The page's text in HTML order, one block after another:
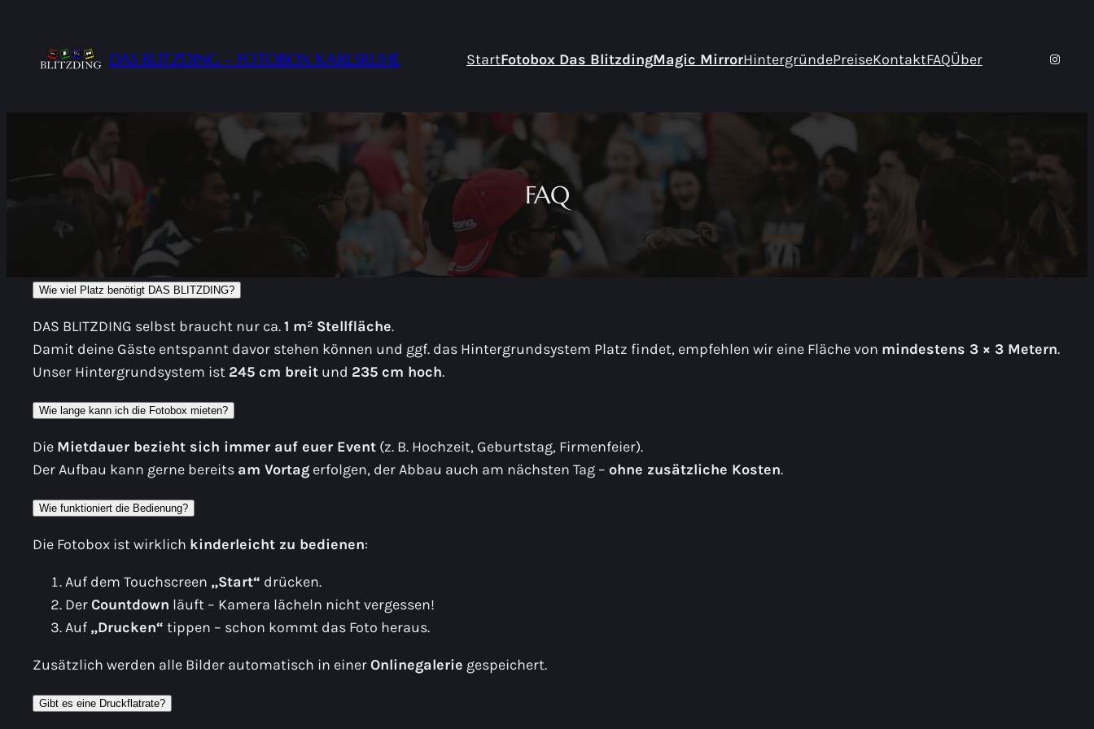
springen
DAS BLITZDING – FOTOBOX KARLSRUHE StartFotobox Das BlitzdingMagic MirrorHintergründePreiseKontaktFAQÜber
FAQ
Wie viel Platz benötigt DAS BLITZDING?
DAS BLITZDING selbst braucht nur ca.1 m² Stellfläche.
Damit deine Gäste entspannt davor stehen können und ggf. das Hintergrundsystem Platz findet, empfehlen wir eine Fläche von mindestens 3 × 3 Metern.
Unser Hintergrundsystem ist 245 cm breit und 235 cm hoch.
Wie lange kann ich die Fotobox mieten?
Die Mietdauer bezieht sich immer auf euer Event (z. B. Hochzeit, Geburtstag, Firmenfeier).
Der Aufbau kann gerne bereits am Vortag erfolgen, der Abbau auch am nächsten Tag – ohne zusätzliche Kosten.
Wie funktioniert die Bedienung?
Die Fotobox ist wirklich kinderleicht zu bedienen:
Auf dem Touchscreen „Start“ drücken.
DerCountdown läuft – Kamera lächeln nicht vergessen!
Auf „Drucken“ tippen – schon kommt das Foto heraus.
Zusätzlich werden alle Bilder automatisch in einerOnlinegalerie gespeichert.
Gibt es eine Druckflatrate?